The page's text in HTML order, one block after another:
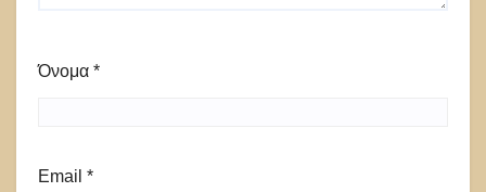
Όνομα *
Email *